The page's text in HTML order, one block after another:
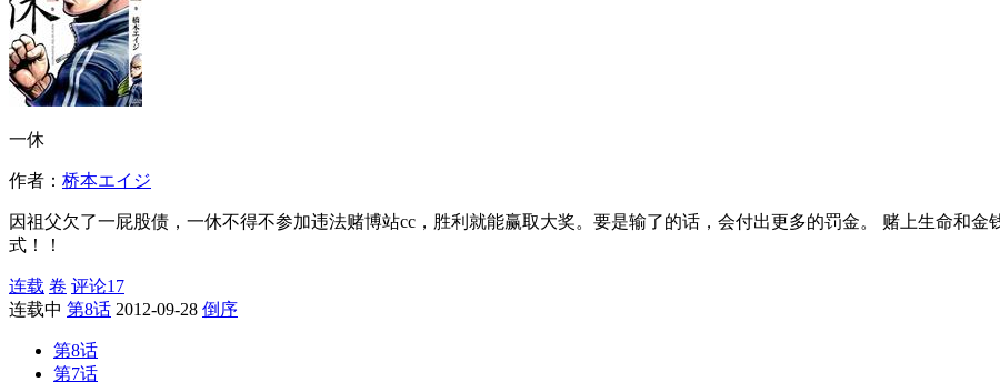
一休
作者： 桥本エイジ
因祖父欠了一屁股债，一休不得不参加违法赌博站cc，胜利就能赢取大奖。要是输了的话，会付出更多的罚金。 赌上生命和
式！！
连载 卷 评论17
连载中 第8话 2012-09-28 倒序
第8话
第7话